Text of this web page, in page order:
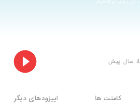
4 سال پیش
کامنت ها اپیزودهای دیگر